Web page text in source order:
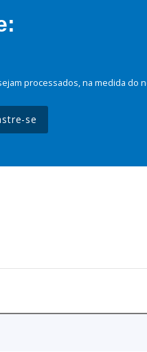
processados, na medida do
se